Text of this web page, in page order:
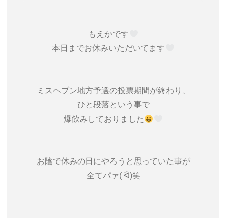
もえかです‎
本日までお休みいただいてます‎
ミスヘブン地方予選の投票期間が終わり、
ひと段落という事で
爆飲みしておりました
お陰で休みの日にやろうと思っていた事が
全てパァ( ᐛ)笑